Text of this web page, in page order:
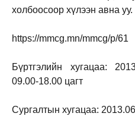
холбоосоор хүлээн авна уу.
https://mmcg.mn/mmcg/p/61
Бүртгэлийн хугацаа:
09.00-18.00 цагт
Сургалтын хугацаа: